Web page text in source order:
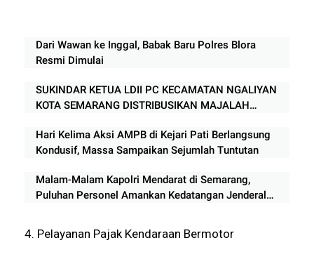
Dari Wawan ke Inggal, Babak Baru Polres Blora
Resmi Dimulai
SUKINDAR KETUA LDII PC KECAMATAN NGALIYAN
KOTA SEMARANG DISTRIBUSIKAN MAJALAH
Hari Kelima Aksi AMPB di Kejari Pati Berlangsung
Kondusif, Massa Sampaikan Sejumlah Tuntutan
Malam-Malam Kapolri Mendarat di Semarang,
Puluhan Personel Amankan Kedatangan Jenderal
4. Pelayanan Pajak Kendaraan Bermotor